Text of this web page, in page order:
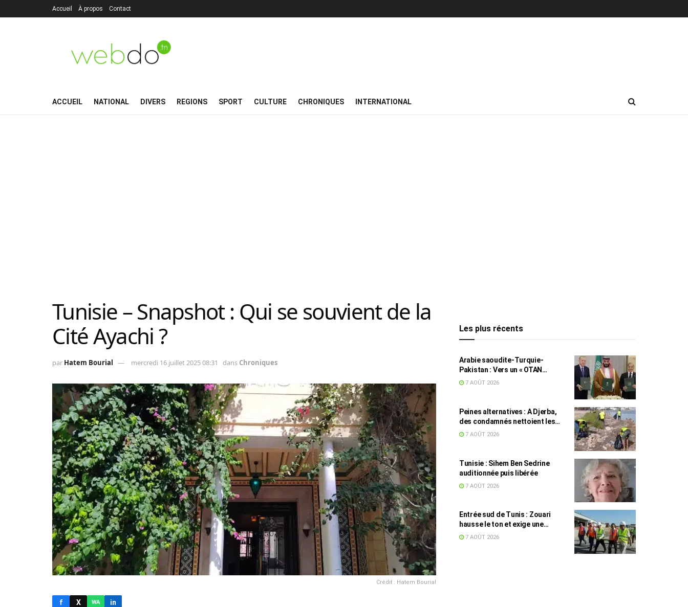
Accueil À propos Contact
ACCUEIL NATIONAL DIVERS REGIONS SPORT CULTURE CHRONIQUES INTERNATIONAL
Tunisie – Snapshot : Qui se souvient de la
Cité Ayachi ?
par Hatem Bourial mercredi 16 juillet 2025 08:31 dans Chroniques
Crédit : Hatem Bourial
f X WA in
Les plus récents
Arabie saoudite-Turquie-
Pakistan : Vers un « OTAN
islamique » ?
7 AOÛT 2026
Peines alternatives : A Djerba,
des condamnés nettoient les
plages
7 AOÛT 2026
Tunisie : Sihem Ben Sedrine
auditionnée puis libérée
7 AOÛT 2026
Entrée sud de Tunis : Zouari
hausse le ton et exige une
accélération des travaux
7 AOÛT 2026